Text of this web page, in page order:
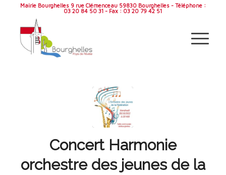
Mairie Bourghelles 9 rue Clémenceau 59830 Bourghelles - Téléphone :
03 20 84 50 31 - Fax : 03 20 79 42 51
Concert Harmonie
orchestre des jeunes de la